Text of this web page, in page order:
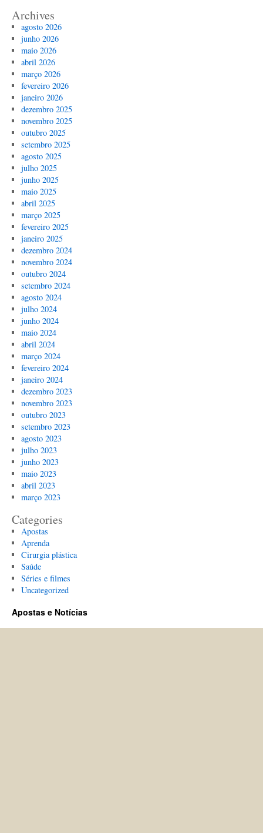
Archives
agosto 2026
junho 2026
maio 2026
abril 2026
março 2026
fevereiro 2026
janeiro 2026
dezembro 2025
novembro 2025
outubro 2025
setembro 2025
agosto 2025
julho 2025
junho 2025
maio 2025
abril 2025
março 2025
fevereiro 2025
janeiro 2025
dezembro 2024
novembro 2024
outubro 2024
setembro 2024
agosto 2024
julho 2024
junho 2024
maio 2024
abril 2024
março 2024
fevereiro 2024
janeiro 2024
dezembro 2023
novembro 2023
outubro 2023
setembro 2023
agosto 2023
julho 2023
junho 2023
maio 2023
abril 2023
março 2023
Categories
Apostas
Aprenda
Cirurgia plástica
Saúde
Séries e filmes
Uncategorized
Apostas e Notícias